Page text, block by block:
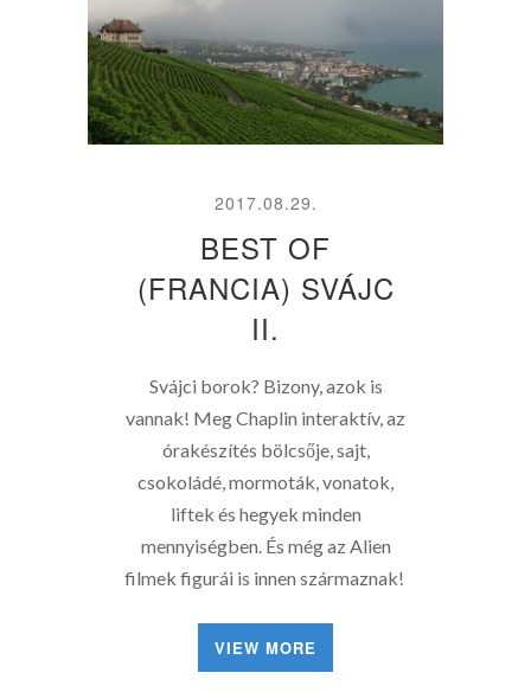
2017.08.29.
BEST OF
(FRANCIA) SVÁJC
II.
Svájci borok? Bizony, azok is
vannak! Meg Chaplin interaktív, az
órakészítés bölcsője, sajt,
csokoládé, mormoták, vonatok,
liftek és hegyek minden
mennyiségben. És még az Alien
filmek figurái is innen származnak!
VIEW MORE